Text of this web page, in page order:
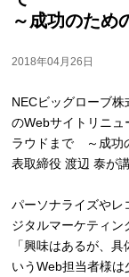
～成功のため
2018年04月26日
NECビッグローブ
のWebサイトリニ
ラウドまで ～成功
表取締役 渡辺 泰が
パーソナライズやレ
ジタルマーケティン
「興味はあるが、
いうWeb担当者様は